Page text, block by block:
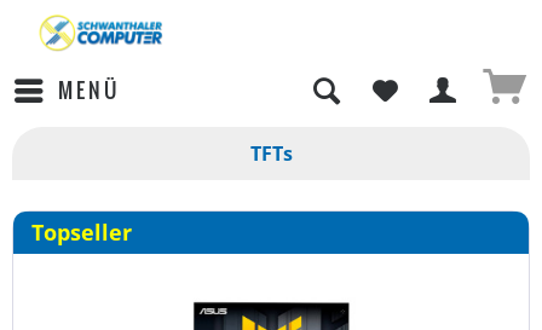
MENÜ
TFTs
Topseller